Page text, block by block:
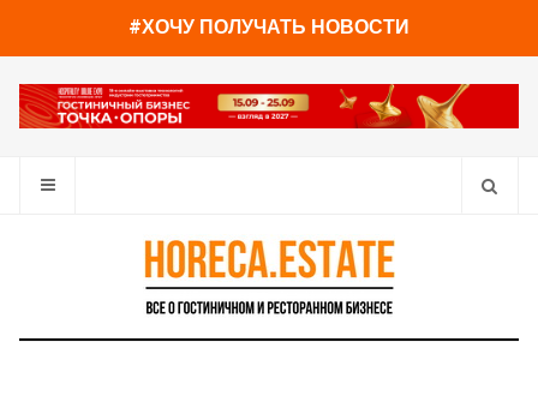
#ХОЧУ ПОЛУЧАТЬ НОВОСТИ